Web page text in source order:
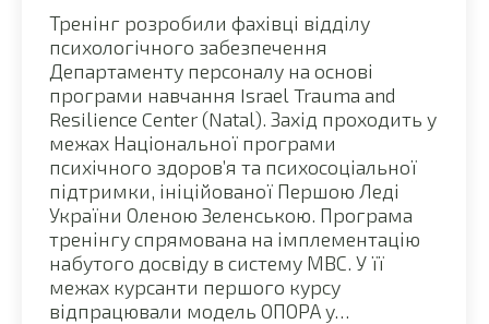
Тренінг розробили фахівці відділу
психологічного забезпечення
Департаменту персоналу на основі
програми навчання Israel Trauma and
Resilience Center (Natal). Захід проходить у
межах Національної програми
психічного здоров’я та психосоціальної
підтримки, ініційованої Першою Леді
України Оленою Зеленською. Програма
тренінгу спрямована на імплементацію
набутого досвіду в систему МВС. У її
межах курсанти першого курсу
відпрацювали модель ОПОРА у…